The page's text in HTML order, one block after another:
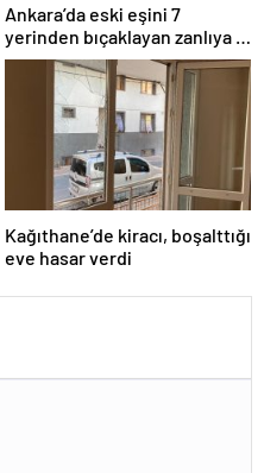
Ankara’da eski eşini 7
yerinden bıçaklayan zanlıya 9
ayda tahliye
Kağıthane’de kiracı, boşalttığı
eve hasar verdi